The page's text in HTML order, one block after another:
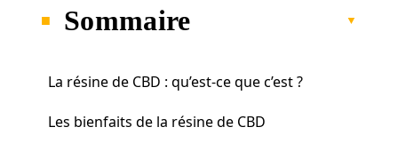
Sommaire
La résine de CBD : qu’est-ce que c’est ?
Les bienfaits de la résine de CBD